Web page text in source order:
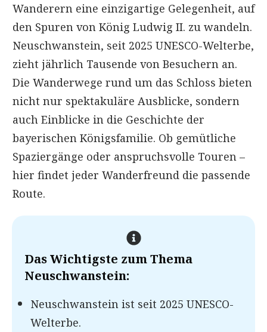
Wanderern eine einzigartige Gelegenheit, auf
den Spuren von König Ludwig II. zu wandeln.
Neuschwanstein, seit 2025 UNESCO-Welterbe,
zieht jährlich Tausende von Besuchern an.
Die Wanderwege rund um das Schloss bieten
nicht nur spektakuläre Ausblicke, sondern
auch Einblicke in die Geschichte der
bayerischen Königsfamilie. Ob gemütliche
Spaziergänge oder anspruchsvolle Touren –
hier findet jeder Wanderfreund die passende
Route.
Das Wichtigste zum Thema
Neuschwanstein:
Neuschwanstein ist seit 2025 UNESCO-
Welterbe.